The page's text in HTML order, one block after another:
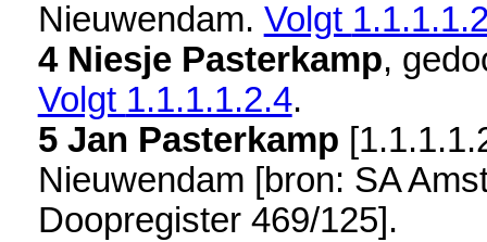
Nieuwendam. Volgt
4 Niesje Pasterkamp,
Volgt 1.1.1.1.2.4.
5 Jan Pasterkamp [
Nieuwendam [bron: SA
Doopregister 469/125].